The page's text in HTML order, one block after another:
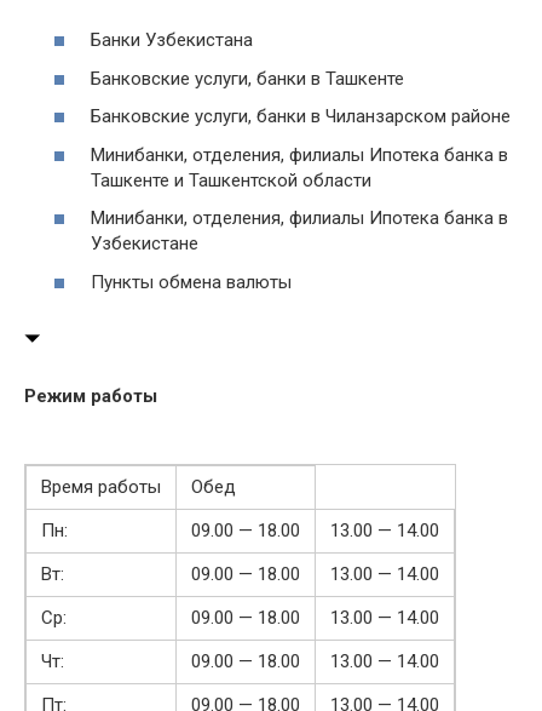
Банки Узбекистана
Банковские услуги, банки в Ташкенте
Банковские услуги, банки в Чиланзарском районе
Минибанки, отделения, филиалы Ипотека банка в
Ташкенте и Ташкентской области
Минибанки, отделения, филиалы Ипотека банка в
Узбекистане
Пункты обмена валюты
Режим работы
Время работы
Обед
Пн:
09.00 — 18.00
13.00 — 14.00
Вт:
09.00 — 18.00
13.00 — 14.00
Ср:
09.00 — 18.00
13.00 — 14.00
Чт:
09.00 — 18.00
13.00 — 14.00
Пт:
09.00 — 18.00 13.00 — 14.00